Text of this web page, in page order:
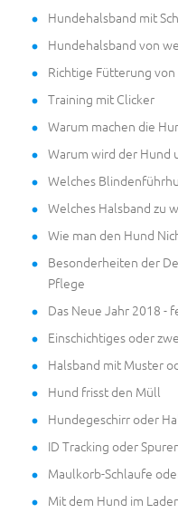
Hundehalsband mit
Hundehalsband von
Richtige Fütterung
Training mit Clicker
Warum machen die
Warum wird der Hund
Welches
Welches Halsband zu
Wie man den Hund
Besonderheiten der
Pflege
Das Neue Jahr 2018 -
Einschichtiges oder
Halsband mit Muster
Hund frisst den Müll
Hundegeschirr oder
ID Tracking oder
Maulkorb-Schlaufe
Mit dem Hund im